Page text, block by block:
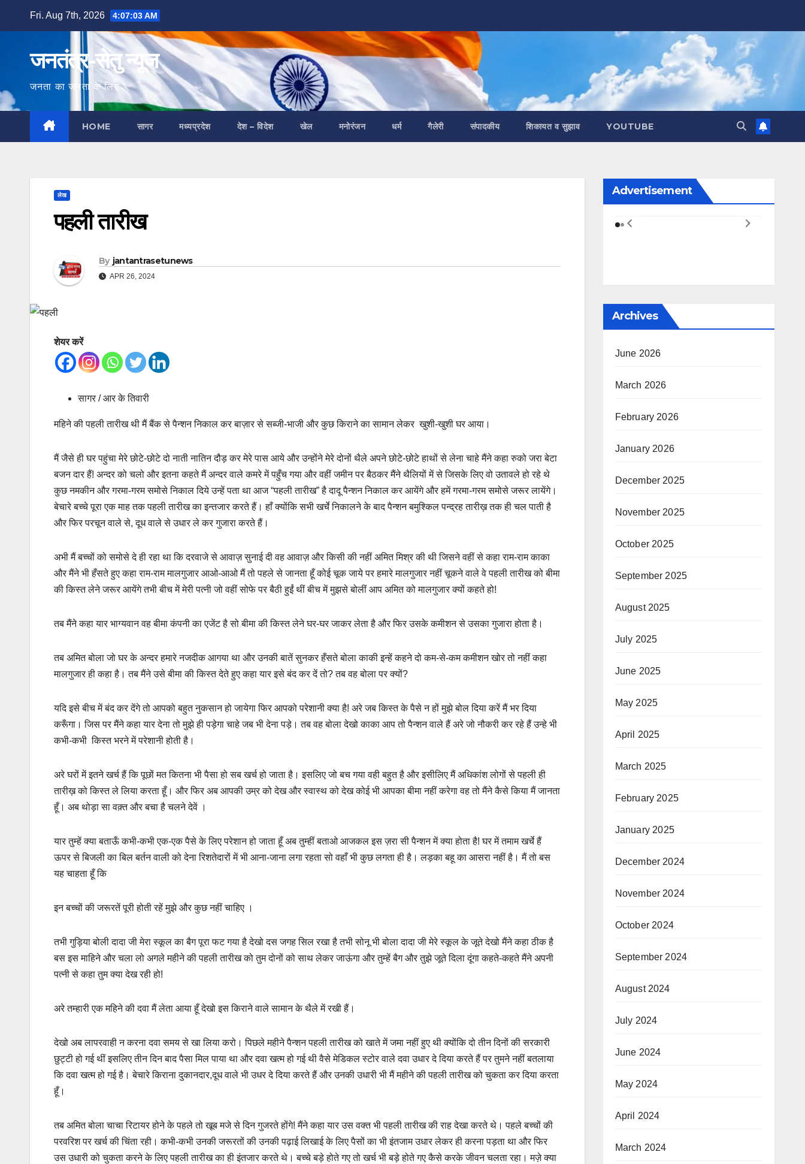
Fri. Aug 7th, 2026 4:07:04 AM
जनतंत्र-सेतु न्यूज
जनता का जनता के लिए
HOME सागर मध्यप्रदेश देश – विदेश खेल मनोरंजन धर्म गैलेरी संपादकीय शिकायत व सुझाव YOUTUBE
लेख
पहली तारीख
By jantantrasetunews
APR 26, 2024
शेयर करें
सागर / आर के तिवारी
महिने की पहली तारीख थी मैं बैंक से पैन्शन निकाल कर बाज़ार से सब्जी-भाजी और कुछ किराने का सामान लेकर खुशी-खुशी घर आया।
मैं जैसे ही घर पहुंचा मेरे छोटे-छोटे दो नाती नातिन दौड़ कर मेरे पास आये और उन्होंने मेरे दोनों थैले अपने छोटे-छोटे हाथों से लेना चाहे मैंने कहा रुको जरा बेटा
बजन दार हैं! अन्दर को चलो और इतना कहते मैं अन्दर वाले कमरे में पहुँच गया और वहीं जमीन पर बैठकर मैंने थैलियों में से जिसके लिए वो उतावले हो रहे थे
कुछ नमकीन और गरमा-गरम समोसे निकाल दिये उन्हें पता था आज “पहली तारीख” है दादू पैन्शन निकाल कर आयेंगे और हमें गरमा-गरम समोसे जरूर लायेंगे।
बेचारे बच्चे पूरा एक माह तक पहली तारीख का इन्तजार करते हैं। हाँ क्योंकि सभी खर्चे निकालने के बाद पैन्शन बमुश्किल पन्द्रह तारीख़ तक ही चल पाती है
और फिर परचून वाले से, दूध वाले से उधार ले कर गुजारा करते हैं।
अभी मैं बच्चों को समोसे दे ही रहा था कि दरवाजे से आवाज़ सुनाई दी वह आवाज़ और किसी की नहीं अमित मिश्र की थी जिसने वहीं से कहा राम-राम काका
और मैंने भी हँसते हुए कहा राम-राम मालगुजार आओ-आओ मैं तो पहले से जानता हूँ कोई चूक जाये पर हमारे मालगुजार नहीं चूकने वाले वे पहली तारीख को बीमा
की किस्त लेने जरूर आयेंगे तभी बीच में मेरी पत्नी जो वहीं सोफे पर बैठी हुईं थीं बीच में मुझसे बोलीं आप अमित को मालगुजार क्यों कहते हो!
तब मैंने कहा यार भाग्यवान वह बीमा कंपनी का एजेंट है सो बीमा की किस्त लेने घर-घर जाकर लेता है और फिर उसके कमीशन से उसका गुजारा होता है।
तब अमित बोला जो घर के अन्दर हमारे नजदीक आगया था और उनकी बातें सुनकर हँसते बोला काकी इन्हें कहने दो कम-से-कम कमीशन खोर तो नहीं कहा
मालगुजार ही कहा है। तब मैंने उसे बीमा की किस्त देते हुए कहा यार इसे बंद कर दें तो? तब वह बोला पर क्यों?
यदि इसे बीच में बंद कर देंगे तो आपको बहुत नुकसान हो जायेगा फिर आपको परेशानी क्या है! अरे जब किस्त के पैसे न हों मुझे बोल दिया करें मैं भर दिया
करूँगा। जिस पर मैंने कहा यार देना तो मुझे ही पड़ेगा चाहे जब भी देना पड़े। तब वह बोला देखो काका आप तो पैन्शन वाले हैं अरे जो नौकरी कर रहे हैं उन्हे भी
कभी-कभी किस्त भरने में परेशानी होती है।
अरे घरों में इतने खर्च हैं कि पूछों मत कितना भी पैसा हो सब खर्च हो जाता है। इसलिए जो बच गया वही बहुत है और इसीलिए मैं अधिकांश लोगों से पहली ही
तारीख़ को किस्त ले लिया करता हूँ। और फिर अब आपकी उम्र को देख और स्वास्थ को देख कोई भी आपका बीमा नहीं करेगा वह तो मैंने कैसे किया मैं जानता
हूँ। अब थोड़ा सा वक़्त और बचा है चलने देवें ।
यार तुम्हें क्या बताऊँ कभी-कभी एक-एक पैसे के लिए परेशान हो जाता हूँ अब तुम्हीं बताओ आजकल इस ज़रा सी पैन्शन में क्या होता है! घर में तमाम खर्चे हैं
ऊपर से बिजली का बिल बर्तन वाली को देना रिशतेदारों में भी आना-जाना लगा रहता सो वहाँ भी कुछ लगता ही है। लड़का बहू का आसरा नहीं है। मैं तो बस
यह चाहता हूँ कि
इन बच्चों की जरूरतें पूरी होती रहें मुझे और कुछ नहीं चाहिए ।
तभी गुड़िया बोली दादा जी मेरा स्कूल का बैग पूरा फट गया है देखो दस जगह सिल रखा है तभी सोनू भी बोला दादा जी मेरे स्कूल के जूते देखो मैंने कहा ठीक है
बस इस माहिने और चला लो अगले महीने की पहली तारीख को तुम दोनों को साथ लेकर जाऊंगा और तुम्हें बैग और तुझे जूते दिला दूंगा कहते-कहते मैंने अपनी
पत्नी से कहा तुम क्या देख रही हो!
अरे तम्हारी एक महिने की दवा मैं लेता आया हूँ देखो इस किराने वाले सामान के थैले में रखी हैं।
देखो अब लापरवाही न करना दवा समय से खा लिया करो। पिछले महीने पैन्शन पहली तारीख को खाते में जमा नहीं हुए थी क्योंकि दो तीन दिनों की सरकारी
छुट्टी हो गई थीं इसलिए तीन दिन बाद पैसा मिल पाया था और दवा खत्म हो गई थी वैसे मेडिकल स्टोर वाले दवा उधार दे दिया करते हैं पर तुमने नहीं बतलाया
कि दवा खत्म हो गई है। बेचारे किराना दुकानदार,दूध वाले भी उधर दे दिया करते हैं और उनकी उधारी भी मैं महीने की पहली तारीख को चुकता कर दिया करता
हूँ।
तब अमित बोला चाचा रिटायर होने के पहले तो खूब मजे से दिन गुजरते होंगे! मैंने कहा यार उस वक्त भी पहली तारीख की राह देखा करते थे। पहले बच्चों की
परवरिश पर खर्च की चिंता रही। कभी-कभी उनकी जरूरतों की उनकी पढ़ाई लिखाई के लिए पैसों का भी इंतजाम उधार लेकर ही करना पड़ता था और फिर
उस उधारी को चुकता करने के लिए पहली तारीख का ही इंतजार करते थे। बच्चे बड़े होते गए तो खर्च भी बड़े होते गए कैसे करके जीवन चलता रहा। मज़े क्या
Advertisement
Archives
June 2026
March 2026
February 2026
January 2026
December 2025
November 2025
October 2025
September 2025
August 2025
July 2025
June 2025
May 2025
April 2025
March 2025
February 2025
January 2025
December 2024
November 2024
October 2024
September 2024
August 2024
July 2024
June 2024
May 2024
April 2024
March 2024